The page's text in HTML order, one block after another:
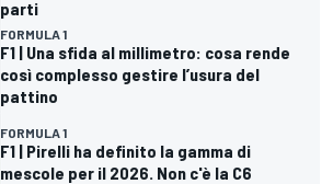
parti
FORMULA 1
F1 | Una sfida al millimetro: cosa rende
così complesso gestire l’usura del
pattino
FORMULA 1
F1 | Pirelli ha definito la gamma di
mescole per il 2026. Non c'è la C6